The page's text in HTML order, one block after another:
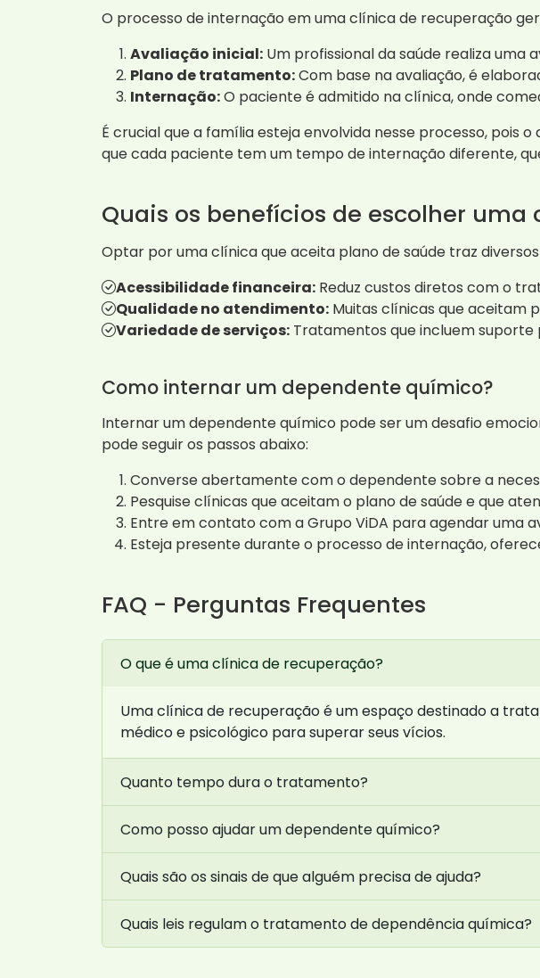
O processo de internação em uma clínica de recuperação
Avaliação inicial: Um profissional da saúde realiza uma
Plano de tratamento:Com base na avaliação, é
Internação:O paciente é admitido na clínica, onde
É crucial que a família esteja envolvida nesse processo, pois
que cada paciente tem um tempo de internação diferente,
Quais os benefícios de escolher
Optar por uma clínica que aceita plano de saúde traz
Acessibilidade financeira: Reduz custos diretos com o
Qualidade no atendimento: Muitas clínicas que aceitam
Variedade de serviços: Tratamentos que incluem suporte
Como internar um dependente químico?
Internar um dependente químico pode ser um desafio
pode seguir os passos abaixo:
Converse abertamente com o dependente sobre a
Pesquise clínicas que aceitam o plano de saúde e que
Entre em contato com a Grupo ViDA para agendar uma
Esteja presente durante o processo de internação,
FAQ - Perguntas Frequentes
O que é uma clínica de recuperação?
Uma clínica de recuperação é um espaço destinado a
médico e psicológico para superar seus vícios.
Quanto tempo dura o tratamento?
Como posso ajudar um dependente químico?
Quais são os sinais de que alguém precisa de ajuda?
Quais leis regulam o tratamento de dependência química?